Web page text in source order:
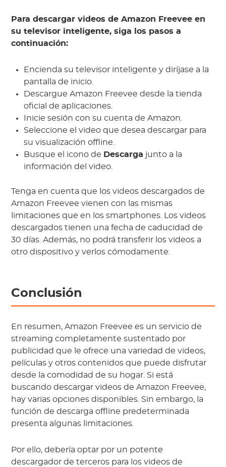
Para descargar videos de Amazon Freevee en
su televisor inteligente, siga los pasos a
continuación:
Encienda su televisor inteligente y diríjase a la
pantalla de inicio.
Descargue Amazon Freevee desde la tienda
oficial de aplicaciones.
Inicie sesión con su cuenta de Amazon.
Seleccione el video que desea descargar para
su visualización offline.
Busque el icono de Descarga junto a la
información del video.
Tenga en cuenta que los videos descargados de
Amazon Freevee vienen con las mismas
limitaciones que en los smartphones. Los videos
descargados tienen una fecha de caducidad de
30 días. Además, no podrá transferir los videos a
otro dispositivo y verlos cómodamente.
Conclusión
En resumen, Amazon Freevee es un servicio de
streaming completamente sustentado por
publicidad que le ofrece una variedad de videos,
películas y otros contenidos que puede disfrutar
desde la comodidad de su hogar. Si está
buscando descargar videos de Amazon Freevee,
hay varias opciones disponibles. Sin embargo, la
función de descarga offline predeterminada
presenta algunas limitaciones.
Por ello, debería optar por un potente
descargador de terceros para los videos de